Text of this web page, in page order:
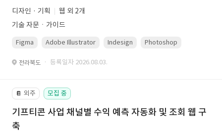
디자인 · 기획
웹 외 2개
기술 자문ㆍ가이드
Figma Adobe Illustrator Indesign Photoshop
전라북도 · 등록일자 2026.08.03.
📔 외주 모집 중
기프티콘 사업 채널별 수익 예측 자동화 및 조회 웹 구
축